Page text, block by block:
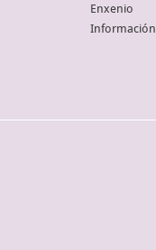
Enxenio
Información